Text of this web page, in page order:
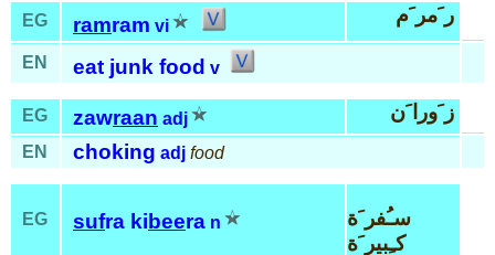
EG ramram vi ر َمر َم
EN eat junk food v
EG zawraan adj ز َورا َن
EN choking adj food
EG sufra kibeera n
سـُفر َة
كـِبير َة